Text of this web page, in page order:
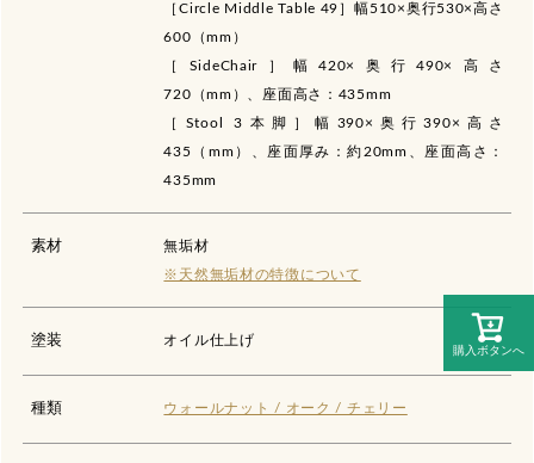
購入ボタンへ
［Circle Middle Table 49］幅510×奥行530×高さ
600（mm）
［SideChair］幅420×奥行490×高さ
720（mm）、座面高さ：435mm
［Stool 3本脚］幅390×奥行390×高さ
435（mm）、座面厚み：約20mm、座面高さ：
435mm
素材
無垢材
※天然無垢材の特徴について
塗装 オイル仕上げ
種類 ウォールナット / オーク / チェリー